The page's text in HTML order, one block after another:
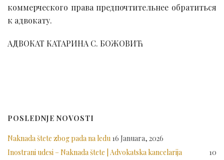
коммерческого права предпочтительнее обратиться
к адвокату.
АДВОКАТ КАТАРИНА С. БОЖОВИЋ
POSLEDNJE NOVOSTI
Naknada štete zbog pada na ledu 16 Januara, 2026
Inostrani udesi – Naknada štete | Advokatska kancelarija
10